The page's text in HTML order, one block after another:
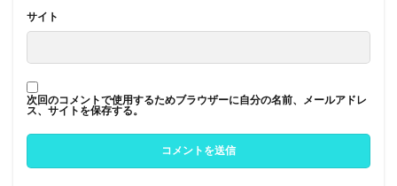
サイト
次回のコメントで使用するためブラウザーに自分の名前、メールアドレ
ス、サイトを保存する。